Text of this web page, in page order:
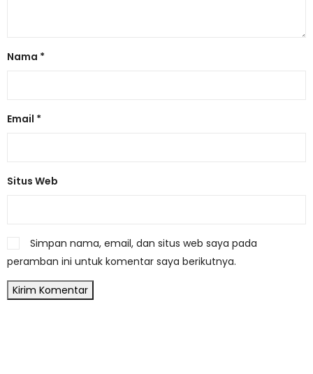
Nama *
Email *
Situs Web
Simpan nama, email, dan situs web saya pada
peramban ini untuk komentar saya berikutnya.